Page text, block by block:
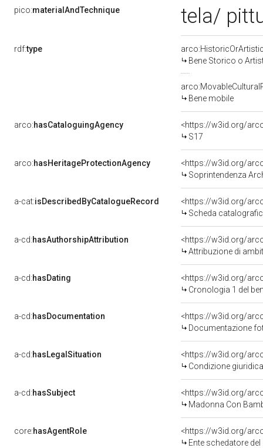
pico:materialAndTechnique tela/
rdf:type
Bene Storico o
Bene mobile
arco:hasCataloguingAgency
<https://w3id.org/
S17
arco:hasHeritageProtectionAgency
<https://w3id.org/
Soprintendenza
a-cat:isDescribedByCatalogueRecord
<https://w3id.org/
Scheda
a-cd:hasAuthorshipAttribution
<https://w3id.org/
Attribuzione di
a-cd:hasDating
<https://w3id.org/
Cronologia 1 del
a-cd:hasDocumentation
Documentazione
a-cd:hasLegalSituation
Condizione
a-cd:hasSubject
<https://w3id.org/
Madonna Con
core:hasAgentRole
<https://w3id.org/
Ente schedatore del